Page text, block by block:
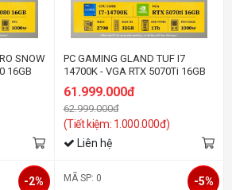
SNOW
16GB
PC GAMING GLAND TUF I7
14700K - VGA RTX 5070Ti 16GB
61.999.000đ
62.999.000đ
(Tiết kiệm: 1.000.000đ)
Liên hệ
-2% MÃ SP: 0 -5%